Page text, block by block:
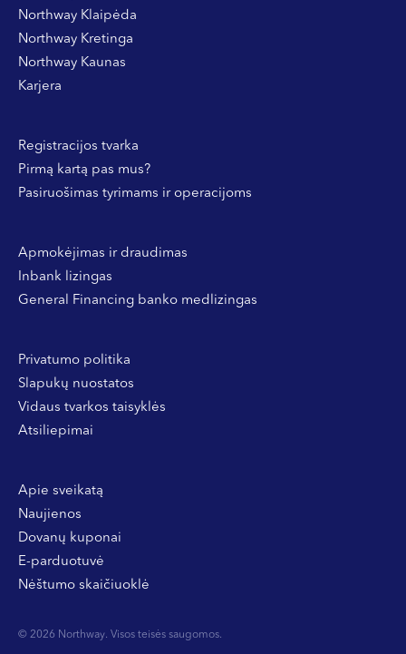
Northway Klaipėda
Northway Kretinga
Northway Kaunas
Karjera
Registracijos tvarka
Pirmą kartą pas mus?
Pasiruošimas tyrimams ir operacijoms
Apmokėjimas ir draudimas
Inbank lizingas
General Financing banko medlizingas
Privatumo politika
Slapukų nuostatos
Vidaus tvarkos taisyklės
Atsiliepimai
Apie sveikatą
Naujienos
Dovanų kuponai
E-parduotuvė
Nėštumo skaičiuoklė
© 2026 Northway. Visos teisės saugomos.